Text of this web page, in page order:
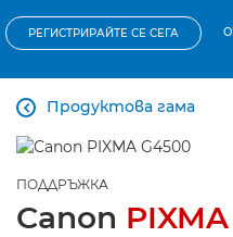
РЕГИСТРИРАЙТЕ СЕ СЕГА
Продуктова гама

ПОДДРЪЖКА
Canon